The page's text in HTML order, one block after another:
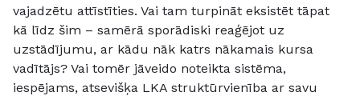
vajadzētu attīstīties. Vai tam turpināt eksistēt tāpat
kā līdz šim – samērā sporādiski reaģējot uz
uzstādījumu, ar kādu nāk katrs nākamais kursa
vadītājs? Vai tomēr jāveido noteikta sistēma,
iespējams, atsevišķa LKA struktūrvienība ar savu